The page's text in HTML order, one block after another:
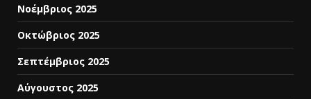
Νοέμβριος 2025
Οκτώβριος 2025
Σεπτέμβριος 2025
Αύγουστος 2025